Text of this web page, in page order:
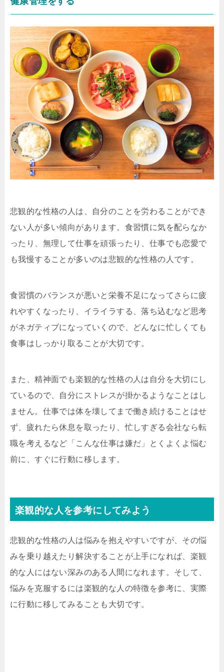
悲観的な性格の人は、自分のことを労わることができ
ない人が多い傾向があります。食習慣に気を配らなか
ったり、無理して仕事を頑張ったり、仕事でも恋愛で
も我慢することが多いのは悲観的な性格の人です。
食習慣のバランスが悪いと栄養不足になってさらに疲
れやすくなったり、イライラする、落ち込むなど思考
がネガティブになっていくので、どんなに忙しくても
食事はしっかり取ることが大切です。
また、精神面でも楽観的な性格の人は自分を大切にし
ているので、自分にストレスが掛かるようなことはし
ません。仕事では体を壊してまで働き続けることはせ
ず、疲れたら休息を取ったり、忙しすぎる会社なら転
職を考えるなど「こんな仕事は嫌だ」とくよくよ悩む
前に、すぐに行動に移します。
楽観的な人を参考にしてみよう
悲観的な性格の人は悩みを抱えやすいですが、その悩
みを乗り越えたり解決することが上手になれば、楽観
的な人にはない深みのある人間になれます。そして、
悩みを克服するには楽観的な人の特徴を参考に、実際
に行動に移してみることも大切です。